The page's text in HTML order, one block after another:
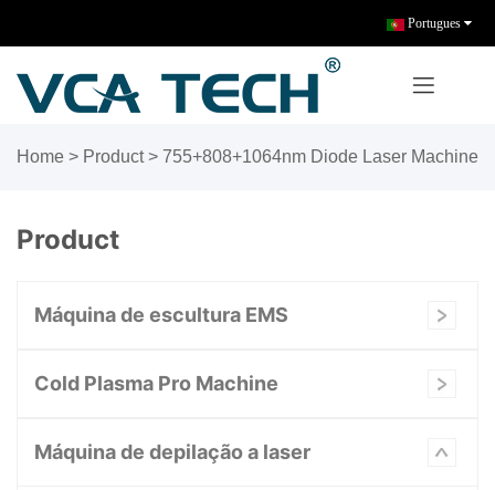
Portugues
Home > Product> 755+808+1064nm Diode Laser Machine
Product
Máquina de escultura EMS
Cold Plasma Pro Machine
Máquina de depilação a laser